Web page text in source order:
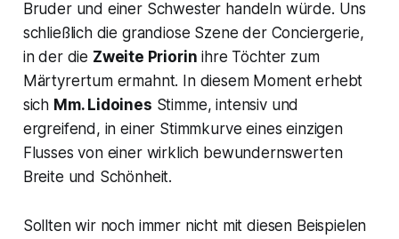
Bruder und einer Schwester handeln würde. Uns
schließlich die grandiose Szene der Conciergerie,
in der die Zweite Priorin ihre Töchter zum
Märtyrertum ermahnt. In diesem Moment erhebt
sich Mm. Lidoines Stimme, intensiv und
ergreifend, in einer Stimmkurve eines einzigen
Flusses von einer wirklich bewundernswerten
Breite und Schönheit.
Sollten wir noch immer nicht mit diesen Beispielen